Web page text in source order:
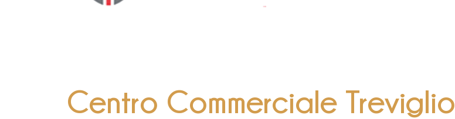
Centro Commerciale Treviglio